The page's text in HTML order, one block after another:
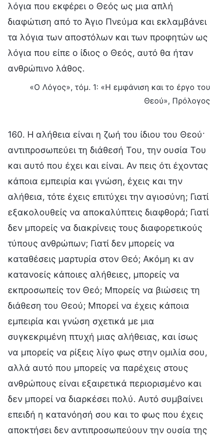
λόγια που εκφέρει ο Θεός ως μια απλή
διαφώτιση από το Άγιο Πνεύμα και εκλαμβάνει
τα λόγια των αποστόλων και των προφητών ως
λόγια που είπε ο ίδιος ο Θεός, αυτό θα ήταν
ανθρώπινο λάθος.
«Ο Λόγος», τόμ. 1: «Η εμφάνιση και το έργο του
Θεού», Πρόλογος
160. Η αλήθεια είναι η ζωή του ίδιου του Θεού·
αντιπροσωπεύει τη διάθεσή Του, την ουσία Του
και αυτό που έχει και είναι. Αν πεις ότι έχοντας
κάποια εμπειρία και γνώση, έχεις και την
αλήθεια, τότε έχεις επιτύχει την αγιοσύνη; Γιατί
εξακολουθείς να αποκαλύπτεις διαφθορά; Γιατί
δεν μπορείς να διακρίνεις τους διαφορετικούς
τύπους ανθρώπων; Γιατί δεν μπορείς να
καταθέσεις μαρτυρία στον Θεό; Ακόμη κι αν
κατανοείς κάποιες αλήθειες, μπορείς να
εκπροσωπείς τον Θεό; Μπορείς να βιώσεις τη
διάθεση του Θεού; Μπορεί να έχεις κάποια
εμπειρία και γνώση σχετικά με μια
συγκεκριμένη πτυχή μιας αλήθειας, και ίσως
να μπορείς να ρίξεις λίγο φως στην ομιλία σου,
αλλά αυτό που μπορείς να παρέχεις στους
ανθρώπους είναι εξαιρετικά περιορισμένο και
δεν μπορεί να διαρκέσει πολύ. Αυτό συμβαίνει
επειδή η κατανόησή σου και το φως που έχεις
αποκτήσει δεν αντιπροσωπεύουν την ουσία της